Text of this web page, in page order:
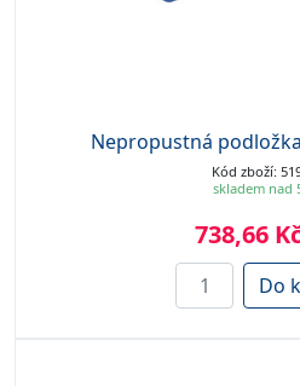
Nepropustná
Kód zboží:
skladem nad
738,66
Do